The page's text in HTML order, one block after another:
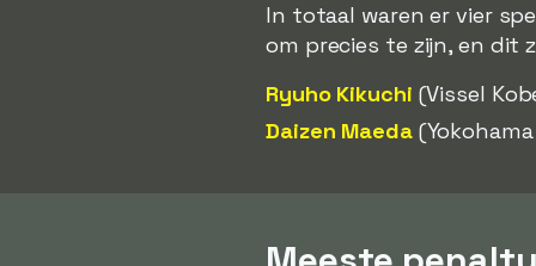
In totaal waren er vier
om precies te zijn, en dit
Ryuho Kikuchi (Vissel
Daizen Maeda